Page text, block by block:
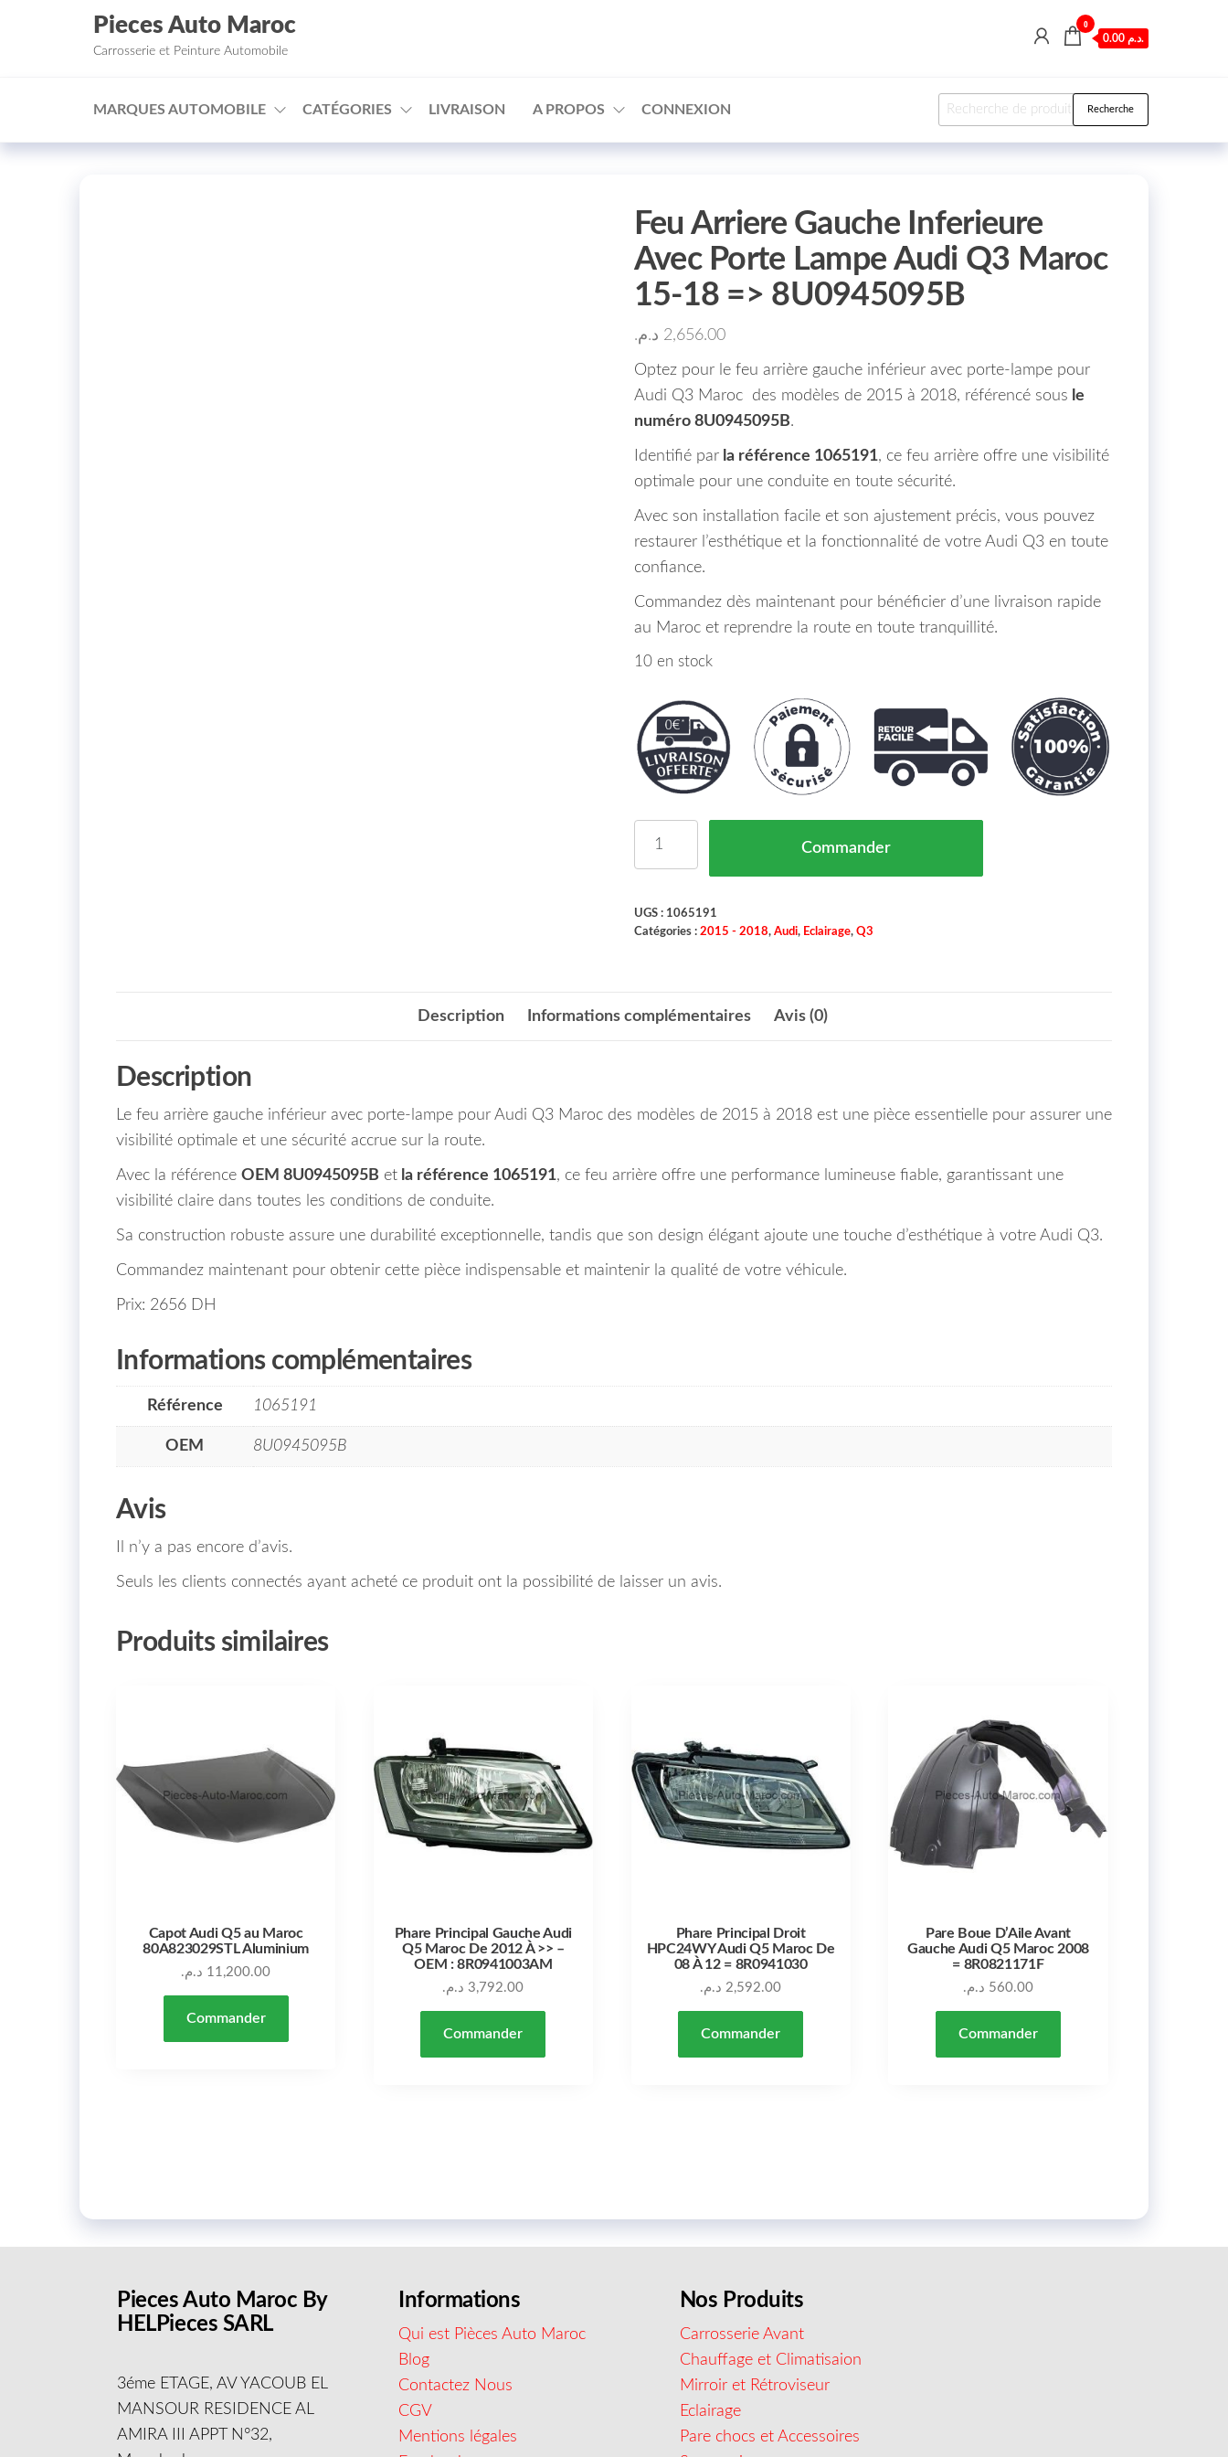
□
Aller au contenu
Pieces Auto Maroc
Carrosserie et Peinture Automobile
0
0.00 د.م.
MARQUES AUTOMOBILE CATÉGORIES LIVRAISON A PROPOS CONNEXION Recherche pour : Recherche
Feu Arriere Gauche Inferieure
Avec Porte Lampe Audi Q3 Maroc
15-18 => 8U0945095B
2,656.00 د.م.
Optez pour le feu arrière gauche inférieur avec porte-lampe pour
Audi Q3 Maroc des modèles de 2015 à 2018, référencé sous le
numéro 8U0945095B.
Identifié parla référence 1065191, ce feu arrière offre une visibilité
optimale pour une conduite en toute sécurité.
Avec son installation facile et son ajustement précis, vous pouvez
restaurer l’esthétique et la fonctionnalité de votre Audi Q3 en toute
confiance.
Commandez dès maintenant pour bénéficier d’une livraison rapide
au Maroc et reprendre la route en toute tranquillité.
10 en stock
Commander
UGS : 1065191
Catégories : 2015 - 2018, Audi, Eclairage, Q3
Description Informations complémentaires Avis (0)
Description
Le feu arrière gauche inférieur avec porte-lampe pour Audi Q3 Maroc des modèles de 2015 à 2018 est une pièce essentielle pour assurer une
visibilité optimale et une sécurité accrue sur la route.
Avec la référence OEM 8U0945095B et la référence 1065191, ce feu arrière offre une performance lumineuse fiable, garantissant une
visibilité claire dans toutes les conditions de conduite.
Sa construction robuste assure une durabilité exceptionnelle, tandis que son design élégant ajoute une touche d’esthétique à votre Audi Q3.
Commandez maintenant pour obtenir cette pièce indispensable et maintenir la qualité de votre véhicule.
Prix: 2656 DH
Informations complémentaires
Référence 1065191
OEM 8U0945095B
Avis
Il n’y a pas encore d’avis.
Seuls les clients connectés ayant acheté ce produit ont la possibilité de laisser un avis.
Produits similaires
Capot Audi Q5 au Maroc
80A823029STL Aluminium
11,200.00 د.م.
Commander
Phare Principal Gauche Audi
Q5 Maroc De 2012 À >> –
OEM : 8R0941003AM
3,792.00 د.م.
Commander
Phare Principal Droit
HPC24WY Audi Q5 Maroc De
08 À 12 = 8R0941030
2,592.00 د.م.
Commander
Pare Boue D’Aile Avant
Gauche Audi Q5 Maroc 2008
= 8R0821171F
560.00 د.م.
Commander
Pieces Auto Maroc By
HELPieces SARL
3éme ETAGE, AV YACOUB EL
MANSOUR RESIDENCE AL
AMIRA III APPT N°32,
Informations
Qui est Pièces Auto Maroc
Blog
Contactez Nous
CGV
Mentions légales
Nos Produits
Carrosserie Avant
Chauffage et Climatisaion
Mirroir et Rétroviseur
Eclairage
Pare chocs et Accessoires